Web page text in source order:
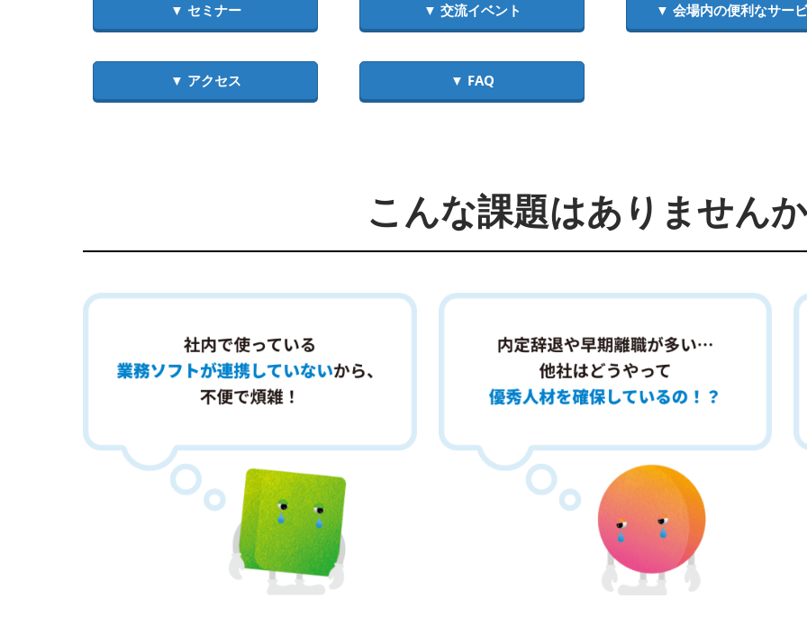
▼ セミナー ▼ 交流イベント ▼ 会場内の便利なサー
▼ アクセス ▼ FAQ
こんな課題はありません